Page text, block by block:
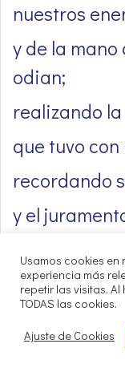
nuestros
y de la mano
odian;
realizando
que tuvo
recordando
y el
Para
arrancados
enemigos,
Usamos cookies
experiencia más
repetir las visitas.
TODAS las cookies.
Ajuste de Cookies